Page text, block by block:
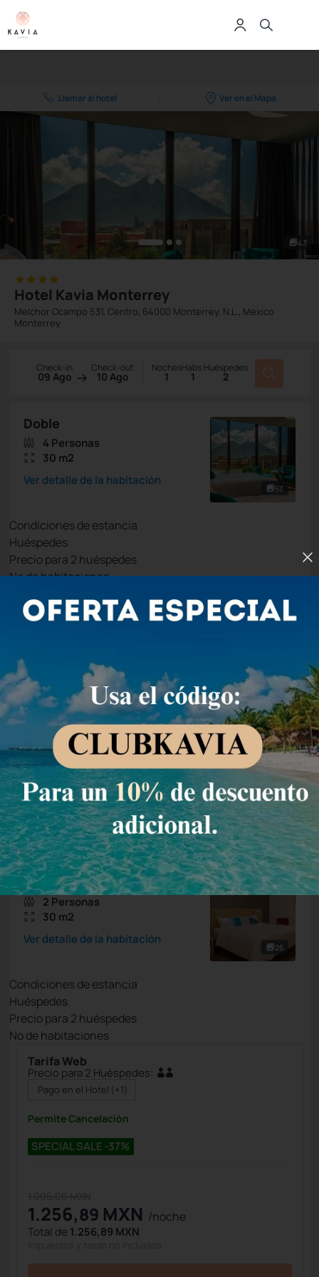
Llamar al hotel Ver en el Mapa
43
Hotel Kavia Monterrey
Melchor Ocampo 531, Centro, 64000 Monterrey, N.L., México
Monterrey
Check-in
09 Ago
Check-out
10 Ago
Noches
1
Habs.
1
Huéspedes
2
57
Doble
4 Personas
30 m2
Ver detalle de la habitación
Condiciones de estancia
Huéspedes
Precio para 2 huéspedes
Nº de habitaciones
Tarifa Web
Precio para 2 Huéspedes:
SPECIAL SALE -37%
Permite Cancelación
1.995,06 MXN
1.256,89MXN /noche
Total de1.256,89 MXN
Impuestos y tasas no incluidos
Seleccionar
25
King
2 Personas
30 m2
Ver detalle de la habitación
Condiciones de estancia
Huéspedes
Precio para 2 huéspedes
Nº de habitaciones
Tarifa Web
Precio para 2 Huéspedes:
Pago en el Hotel (+1)
SPECIAL SALE -37%
Permite Cancelación
1.256,89 MXN /noche
Total de 1.256,89 MXN